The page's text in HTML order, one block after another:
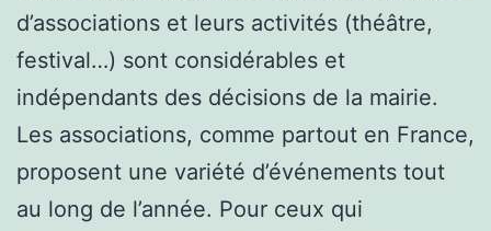
d’associations et leurs activités (théâtre,
festival…) sont considérables et
indépendants des décisions de la mairie.
Les associations, comme partout en France,
proposent une variété d’événements tout
au long de l’année. Pour ceux qui